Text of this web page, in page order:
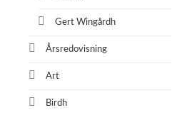
Gert Wingårdh
Årsredovisning
Art
Birdh